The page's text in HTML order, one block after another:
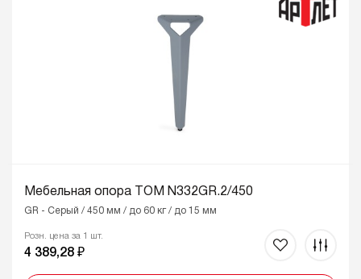
Мебельная опора ТОМ N332GR.2/450
GR - Серый / 450 мм / до 60 кг / до 15 мм
Розн. цена за 1 шт.
4 389,28 ₽